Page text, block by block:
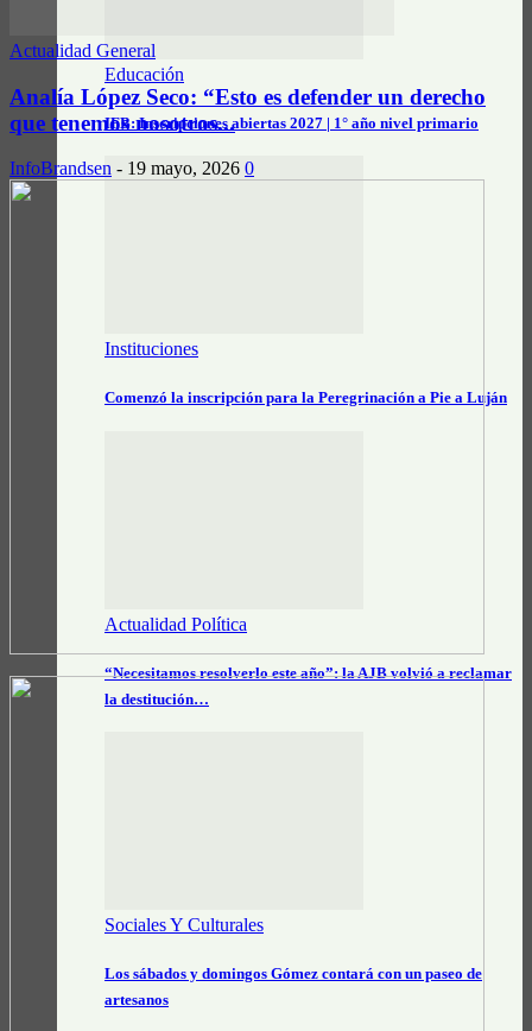
Educación
IFB: Inscripciones abiertas 2027 | 1° año nivel primario
Instituciones
Comenzó la inscripción para la Peregrinación a Pie a Luján
Actualidad Política
“Necesitamos resolverlo este año”: la AJB volvió a reclamar
la destitución…
Sociales Y Culturales
Los sábados y domingos Gómez contará con un paseo de
artesanos
Actualidad General
Analía López Seco: “Esto es defender un derecho
que tenemos nosotros...
InfoBrandsen - 19 mayo, 2026 0